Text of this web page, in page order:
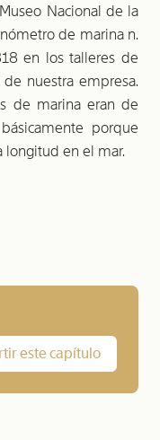
Nacional de la
de marina n.
en los talleres de
nuestra empresa.
de marina eran de
porque
longitud en el mar.
este capítulo